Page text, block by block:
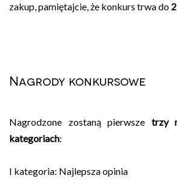
zakup, pamiętajcie, że konkurs trwa do
Nagrody konkursowe
Nagrodzone zostaną pierwsze trzy
kategoriach:
I kategoria: Najlepsza opinia